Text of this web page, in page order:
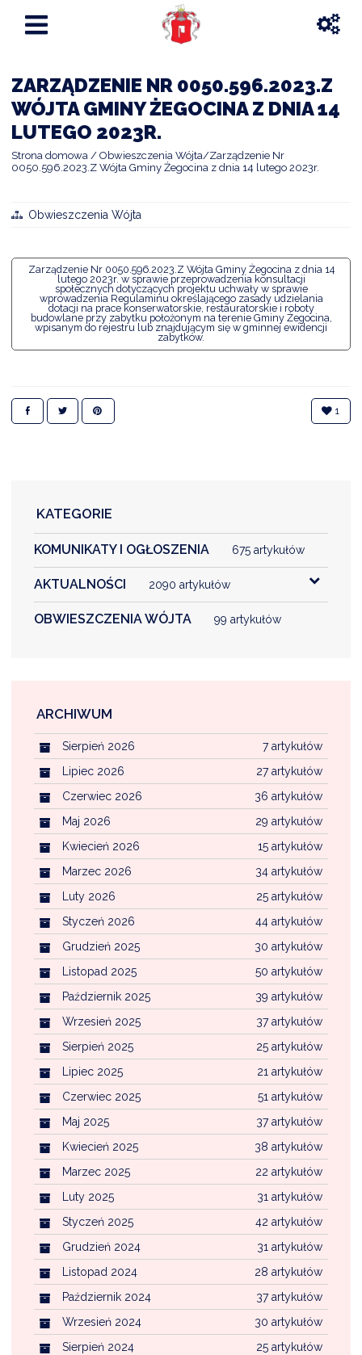
OBSŁUGI
CZYSTE POWIETRZE
EWIDENCJA EMISYJNOŚCI BUDYNKÓW (CEEB)
ZARZĄDZENIE NR 0050.596.2023.Z
WÓJTA GMINY ŻEGOCINA Z DNIA 14
LUTEGO 2023R.
Strona domowa Obwieszczenia Wójta
Zarządzenie Nr
0050.596.2023.Z Wójta Gminy Żegocina z dnia 14 lutego 2023r.
Obwieszczenia Wójta
Zarządzenie Nr 0050.596.2023.Z Wójta Gminy Żegocina z dnia 14
lutego 2023r. w sprawie przeprowadzenia konsultacji
społecznych dotyczących projektu uchwały w sprawie
wprowadzenia Regulaminu określającego zasady udzielania
dotacji na prace konserwatorskie, restauratorskie i roboty
budowlane przy zabytku położonym na terenie Gminy Żegocina,
wpisanym do rejestru lub znajdującym się w gminnej ewidencji
zabytków.
1
KATEGORIE
KOMUNIKATY I OGŁOSZENIA 675 artykułów
AKTUALNOŚCI 2090 artykułów
OBWIESZCZENIA WÓJTA 99 artykułów
ARCHIWUM
7 artykułów
Sierpień 2026
27 artykułów
Lipiec 2026
36 artykułów
Czerwiec 2026
29 artykułów
Maj 2026
15 artykułów
Kwiecień 2026
34 artykułów
Marzec 2026
25 artykułów
Luty 2026
44 artykułów
Styczeń 2026
30 artykułów
Grudzień 2025
50 artykułów
Listopad 2025
39 artykułów
Październik 2025
37 artykułów
Wrzesień 2025
25 artykułów
Sierpień 2025
21 artykułów
Lipiec 2025
51 artykułów
Czerwiec 2025
37 artykułów
Maj 2025
38 artykułów
Kwiecień 2025
22 artykułów
Marzec 2025
31 artykułów
Luty 2025
42 artykułów
Styczeń 2025
31 artykułów
Grudzień 2024
28 artykułów
Listopad 2024
37 artykułów
Październik 2024
30 artykułów
Wrzesień 2024
25 artykułów
Sierpień 2024